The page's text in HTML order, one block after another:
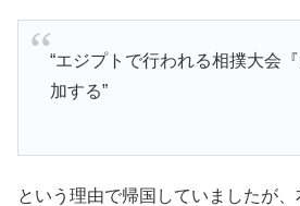
“エジプトで行われる相撲大会
加する”
という理由で帰国していましたが